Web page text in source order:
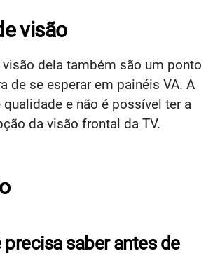
visão
visão dela também são um ponto
de se esperar em painéis VA. A
e não é possível ter a
da visão frontal da TV.
precisa saber antes de